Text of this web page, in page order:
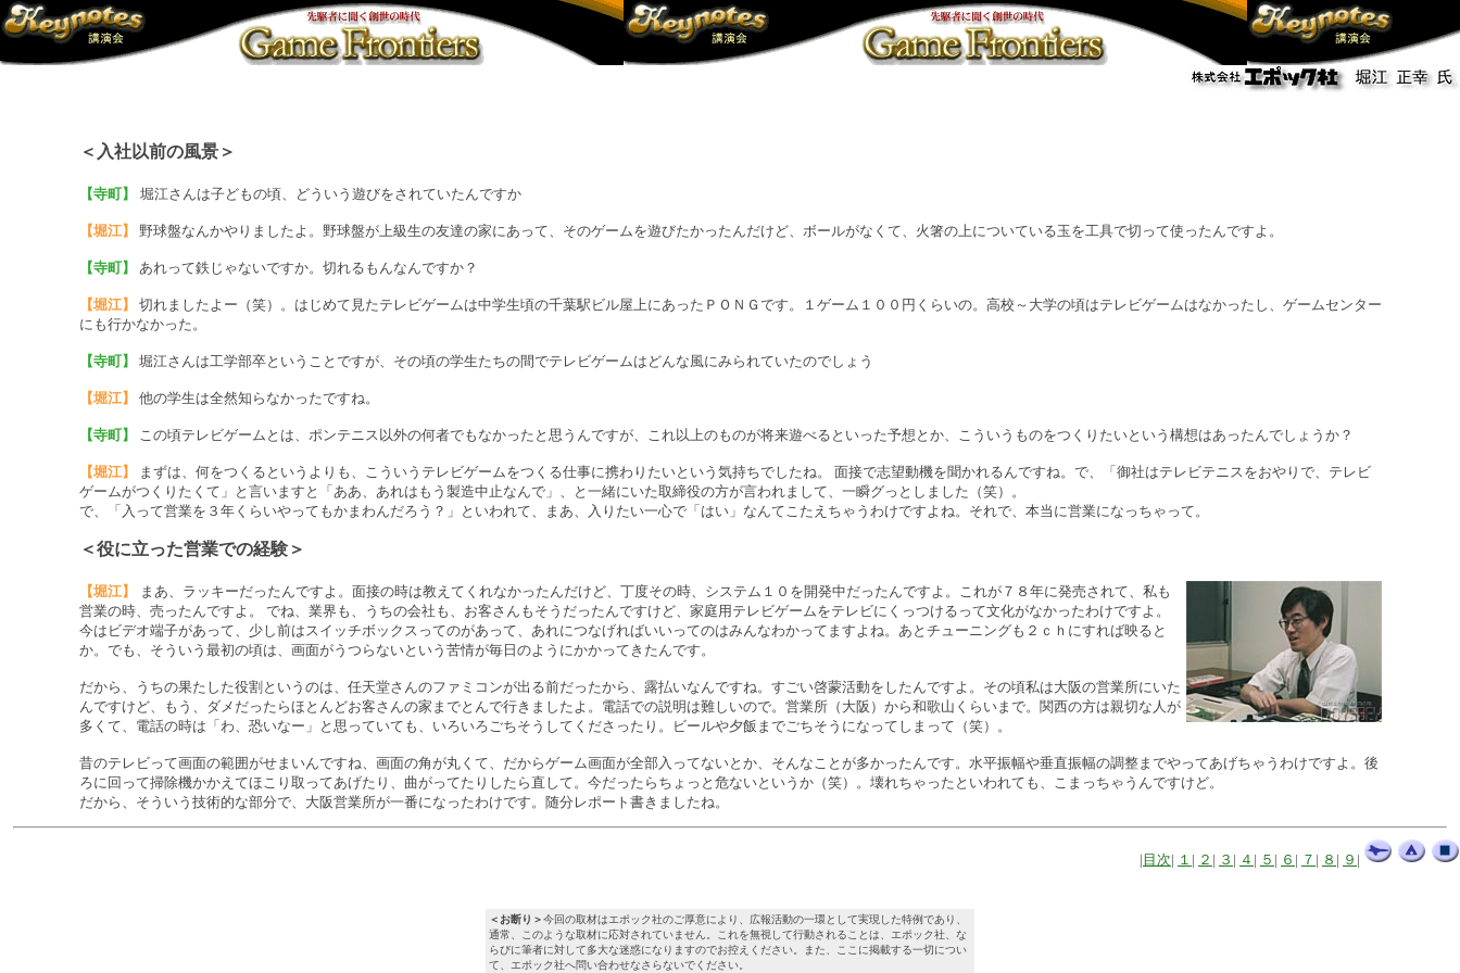
＜入社以前の風景＞
【寺町】 堀江さんは子どもの頃、どういう遊びをされていたんですか
【堀江】 野球盤なんかやりましたよ。野球盤が上級生の友達の家にあって、そのゲームを遊びたかったんだけど、ボールがなくて、火箸の上についている玉を工具で切って使ったんですよ。
【寺町】 あれって鉄じゃないですか。切れるもんなんですか？
【堀江】
切れましたよー（笑）。はじめて見たテレビゲームは中学生頃の千葉駅ビル屋上にあったＰＯＮＧです。１ゲーム１００円くらいの。高校～大学の頃はテレビゲームはなかったし、ゲームセンター
にも行かなかった。
【寺町】 堀江さんは工学部卒ということですが、その頃の学生たちの間でテレビゲームはどんな風にみられていたのでしょう
【堀江】 他の学生は全然知らなかったですね。
【寺町】 この頃テレビゲームとは、ポンテニス以外の何者でもなかったと思うんですが、これ以上のものが将来遊べるといった予想とか、こういうものをつくりたいという構想はあったんでしょうか？
【堀江】
まずは、何をつくるというよりも、こういうテレビゲームをつくる仕事に携わりたいという気持ちでしたね。 面接で志望動機を聞かれるんですね。で、「御社はテレビテニスをおやりで、テレビ
ゲームがつくりたくて」と言いますと「ああ、あれはもう製造中止なんで」、と一緒にいた取締役の方が言われまして、一瞬グっとしました（笑）。
で、「入って営業を３年くらいやってもかまわんだろう？」といわれて、まあ、入りたい一心で「はい」なんてこたえちゃうわけですよね。それで、本当に営業になっちゃって。
＜役に立った営業での経験＞
【堀江】
まあ、ラッキーだったんですよ。面接の時は教えてくれなかったんだけど、丁度その時、システム１０を開発中だったんですよ。これが７８年に発売されて、私も
営業の時、売ったんですよ。 でね、業界も、うちの会社も、お客さんもそうだったんですけど、家庭用テレビゲームをテレビにくっつけるって文化がなかったわけですよ。
今はビデオ端子があって、少し前はスイッチボックスってのがあって、あれにつなげればいいってのはみんなわかってますよね。あとチューニングも２ｃｈにすれば映ると
か。でも、そういう最初の頃は、画面がうつらないという苦情が毎日のようにかかってきたんです。
だから、うちの果たした役割というのは、任天堂さんのファミコンが出る前だったから、露払いなんですね。すごい啓蒙活動をしたんですよ。その頃私は大阪の営業所にいた
んですけど、もう、ダメだったらほとんどお客さんの家までとんで行きましたよ。電話での説明は難しいので。営業所（大阪）から和歌山くらいまで。関西の方は親切な人が
多くて、電話の時は「わ、恐いなー」と思っていても、いろいろごちそうしてくださったり。ビールや夕飯までごちそうになってしまって（笑）。
昔のテレビって画面の範囲がせまいんですね、画面の角が丸くて、だからゲーム画面が全部入ってないとか、そんなことが多かったんです。水平振幅や垂直振幅の調整までやってあげちゃうわけですよ。後
ろに回って掃除機かかえてほこり取ってあげたり、曲がってたりしたら直して。今だったらちょっと危ないというか（笑）。壊れちゃったといわれても、こまっちゃうんですけど。
だから、そういう技術的な部分で、大阪営業所が一番になったわけです。随分レポート書きましたね。
| 目次| １ | ２ | ３ | ４ | ５ | ６ | ７ | ８ | ９ |
＜お断り＞今回の取材はエポック社のご厚意により、広報活動の一環として実現した特例であり、
通常、このような取材に応対されていません。これを無視して行動されることは、エポック社、な
らびに筆者に対して多大な迷惑になりますのでお控えください。また、ここに掲載する一切につい
て、エポック社へ問い合わせなさらないでください。